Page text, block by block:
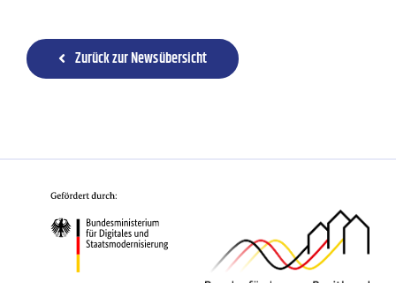
Zurück zur Newsübersicht